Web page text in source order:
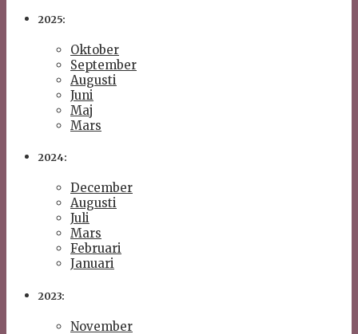
2025:
Oktober
September
Augusti
Juni
Maj
Mars
2024:
December
Augusti
Juli
Mars
Februari
Januari
2023:
November